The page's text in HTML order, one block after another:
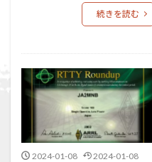
続きを読む
2024-01-08
2024-01-08